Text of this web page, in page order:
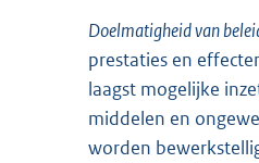
Doelmatigheid van
prestaties en
laagst mogelijke
middelen en
worden